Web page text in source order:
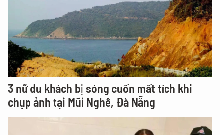
3 nữ du khách bị sóng cuốn mất tích khi
chụp ảnh tại Mũi Nghê, Đà Nẵng